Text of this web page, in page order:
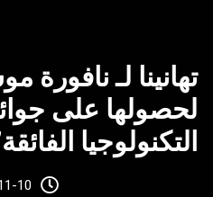
تهانينا لـ نافورة
لحصولها على
التكنولوجيا
10